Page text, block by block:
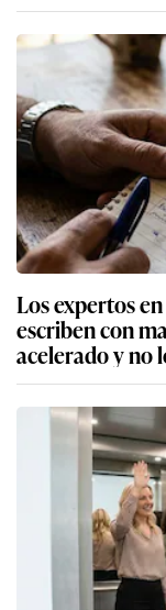
Los expertos
escriben con
acelerado y no